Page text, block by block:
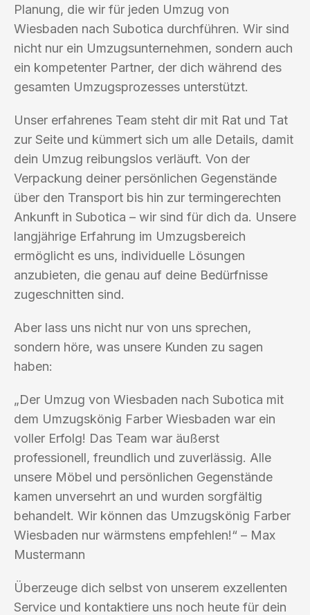
Planung, die wir für jeden Umzug von
Wiesbaden nach Subotica durchführen. Wir sind
nicht nur ein Umzugsunternehmen, sondern auch
ein kompetenter Partner, der dich während des
gesamten Umzugsprozesses unterstützt.
Unser erfahrenes Team steht dir mit Rat und Tat
zur Seite und kümmert sich um alle Details, damit
dein Umzug reibungslos verläuft. Von der
Verpackung deiner persönlichen Gegenstände
über den Transport bis hin zur termingerechten
Ankunft in Subotica – wir sind für dich da. Unsere
langjährige Erfahrung im Umzugsbereich
ermöglicht es uns, individuelle Lösungen
anzubieten, die genau auf deine Bedürfnisse
zugeschnitten sind.
Aber lass uns nicht nur von uns sprechen,
sondern höre, was unsere Kunden zu sagen
haben:
„Der Umzug von Wiesbaden nach Subotica mit
dem Umzugskönig Farber Wiesbaden war ein
voller Erfolg! Das Team war äußerst
professionell, freundlich und zuverlässig. Alle
unsere Möbel und persönlichen Gegenstände
kamen unversehrt an und wurden sorgfältig
behandelt. Wir können das Umzugskönig Farber
Wiesbaden nur wärmstens empfehlen!“ – Max
Mustermann
Überzeuge dich selbst von unserem exzellenten
Service und kontaktiere uns noch heute für dein